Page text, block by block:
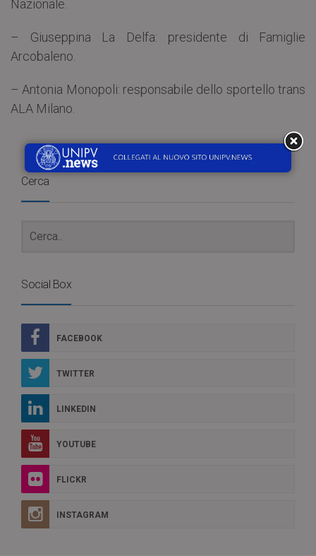
Nazionale.
– Giuseppina La Delfa: presidente di Famiglie
Arcobaleno.
– Antonia Monopoli: responsabile dello sportello trans
ALA Milano.
Cerca
Social Box
FACEBOOK
TWITTER
LINKEDIN
YOUTUBE
FLICKR
INSTAGRAM